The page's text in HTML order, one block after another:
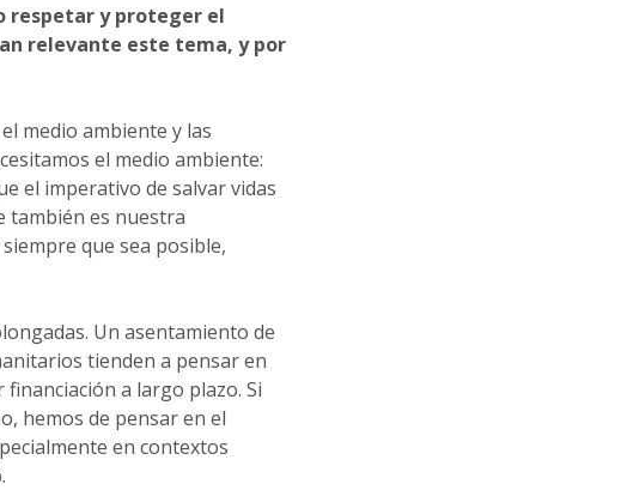
respetar y proteger el
relevante este tema, y por
medio ambiente y las
el medio ambiente:
el imperativo de salvar vidas
también es nuestra
que sea posible,
Un asentamiento de
tienden a pensar en
a largo plazo. Si
hemos de pensar en el
en contextos